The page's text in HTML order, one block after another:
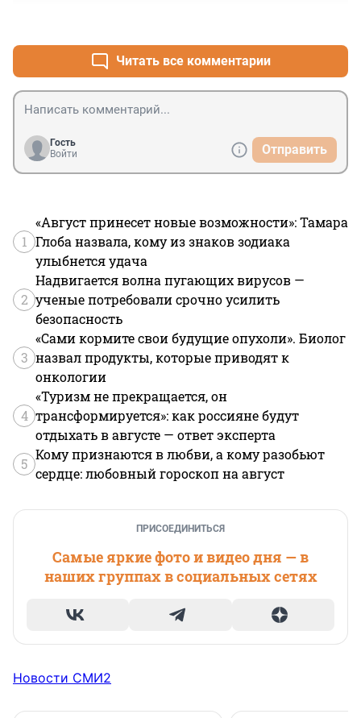
Читать все комментарии
Гость
Войти
Отправить
1
«Август принесет новые возможности»: Тамара
Глоба назвала, кому из знаков зодиака
улыбнется удача
2
Надвигается волна пугающих вирусов —
ученые потребовали срочно усилить
безопасность
3
«Сами кормите свои будущие опухоли». Биолог
назвал продукты, которые приводят к
онкологии
4
«Туризм не прекращается, он
трансформируется»: как россияне будут
отдыхать в августе — ответ эксперта
5
Кому признаются в любви, а кому разобьют
сердце: любовный гороскоп на август
ПРИСОЕДИНИТЬСЯ
Самые яркие фото и видео дня — в
наших группах в социальных сетях
Новости СМИ2